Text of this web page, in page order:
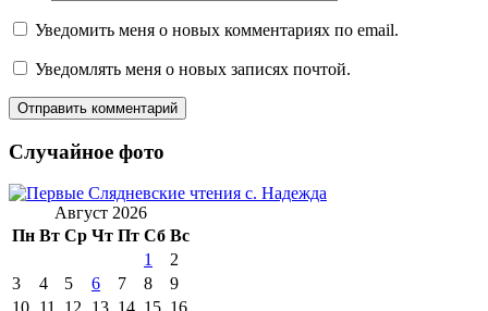
Уведомить меня о новых комментариях по email.
Уведомлять меня о новых записях почтой.
Случайное фото
Август 2026
Пн Вт Ср Чт Пт Сб Вс
1
2
3
4 5 6 7 8
9